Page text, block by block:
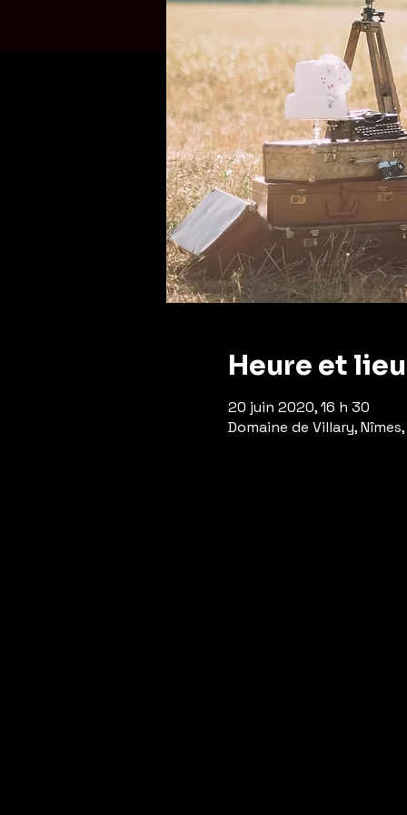
Heure et lieu
20 juin 2020, 16 h 30
Domaine de Villary,